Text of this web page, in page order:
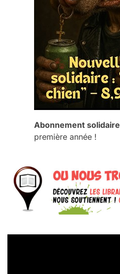
Abonnement solidaire
première année !